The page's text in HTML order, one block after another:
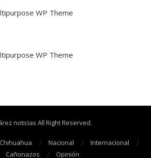
noticias All Right Reserved.
Chihuahua Nacional
Internacional
Cañonazos
Opinión